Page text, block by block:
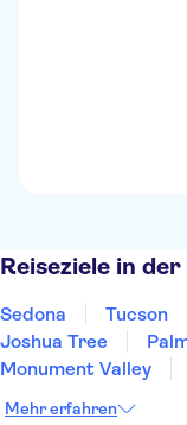
Reiseziele in der
Sedona Tucson
Joshua Tree
Monument Valley
Mehr erfahren